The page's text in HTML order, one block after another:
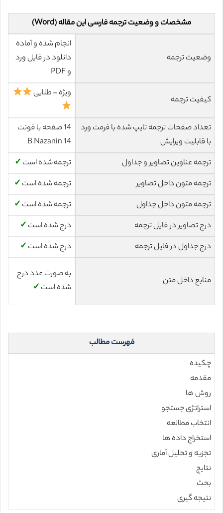
مشخصات و وضعیت ترجمه فارسی این مقاله (Word)
وضعیت ترجمه
انجام شده و آماده
دانلود در فایل ورد
و PDF
کیفیت ترجمه
ویژه – طلایی
تعداد صفحات ترجمه تایپ شده با فرمت ورد
با قابلیت ویرایش
14 صفحه با فونت
14 B Nazanin
ترجمه عناوین تصاویر و جداول
ترجمه شده است ✓
ترجمه متون داخل تصاویر
ترجمه شده است ✓
ترجمه متون داخل جداول
ترجمه شده است ✓
درج تصاویر در فایل ترجمه
درج شده است ✓
درج جداول در فایل ترجمه
درج شده است ✓
منابع داخل متن
به صورت عدد درج
شده است ✓
فهرست مطالب
چکیده
مقدمه
روش ها
استراتژی جستجو
انتخاب مطالعه
استخراج داده ها
تجزیه و تحلیل آماری
نتایج
بحث
نتیجه گیری